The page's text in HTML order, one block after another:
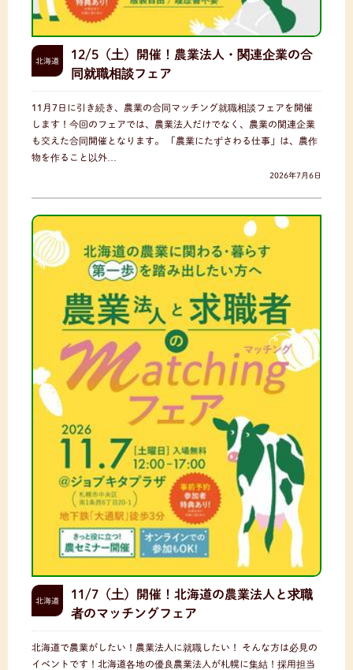
北海道
12/5（土）開催！農業法人・関連企業の合
同就職相談フェア
11月7日に引き続き、農業の合同マッチング就職相談フェアを開催
します！今回のフェアでは、農業法人だけでなく、農業の関連企業
も交えた合同開催となります。 「農業にたずさわる仕事」は、農作
物を作ること以外…
2026年7月6日
北海道
11/7（土）開催！北海道の農業法人と求職
者のマッチングフェア
北海道で農業がしたい！農業法人に就職したい！ そんな方は必見の
イベントです！北海道各地の優良農業法人が札幌に集結！採用担当